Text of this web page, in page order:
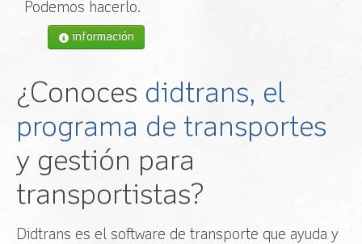
Podemos hacerlo.
información
¿Conoces didtrans, el
programa de transportes
y gestión para
transportistas?
Didtrans es el software de transporte que ayuda y